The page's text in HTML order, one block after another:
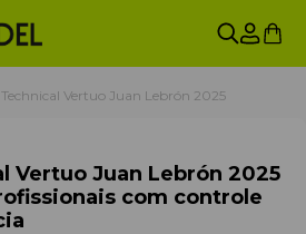
Vertuo Juan Lebrón 2025
Vertuo Juan Lebrón 2025
com controle